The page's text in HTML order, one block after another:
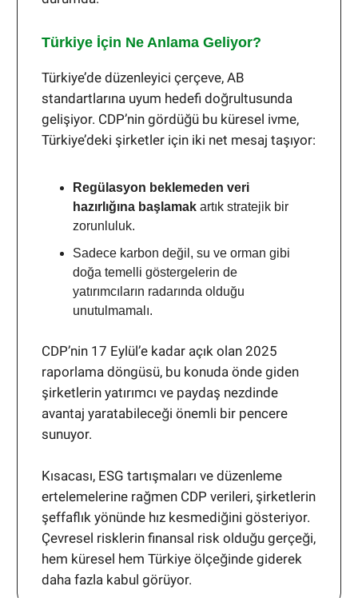
Türkiye İçin Ne Anlama Geliyor?
Türkiye’de düzenleyici çerçeve, AB
standartlarına uyum hedefi doğrultusunda
gelişiyor. CDP’nin gördüğü bu küresel ivme,
Türkiye’deki şirketler için iki net mesaj taşıyor:
Regülasyon beklemeden veri
hazırlığına başlamak artık stratejik bir
zorunluluk.
Sadece karbon değil, su ve orman gibi
doğa temelli göstergelerin de
yatırımcıların radarında olduğu
unutulmamalı.
CDP’nin 17 Eylül’e kadar açık olan 2025
raporlama döngüsü, bu konuda önde giden
şirketlerin yatırımcı ve paydaş nezdinde
avantaj yaratabileceği önemli bir pencere
sunuyor.
Kısacası, ESG tartışmaları ve düzenleme
ertelemelerine rağmen CDP verileri, şirketlerin
şeffaflık yönünde hız kesmediğini gösteriyor.
Çevresel risklerin finansal risk olduğu gerçeği,
hem küresel hem Türkiye ölçeğinde giderek
daha fazla kabul görüyor.